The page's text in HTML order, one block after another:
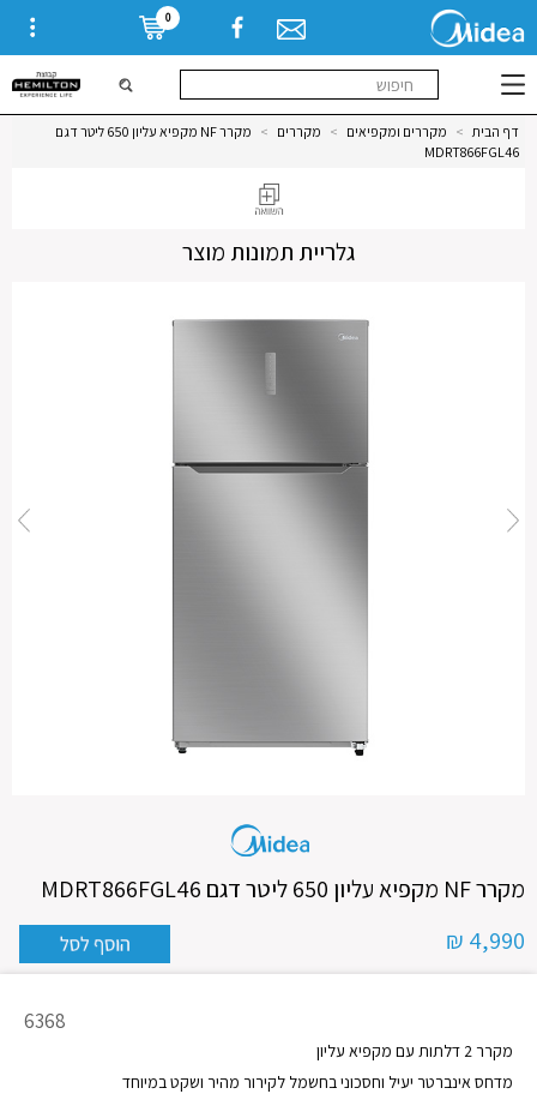
0
דף הבית > מקררים ומקפיאים > מקררים >
מקרר NF מקפיא עליון 650 ליטר דגם
MDRT866FGL46
גלריית תמונות מוצר
מקרר NF מקפיא עליון 650 ליטר דגם MDRT866FGL46
4,990 ₪
מק"ט
6368
מקרר 2 דלתות עם מקפיא עליון
מדחס אינברטר יעיל וחסכוני בחשמל לקירור מהיר ושקט במיוחד